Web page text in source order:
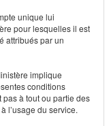
unique lui
pour lesquelles il est
attribués par un
implique
conditions
à tout ou partie des
l’usage du service.